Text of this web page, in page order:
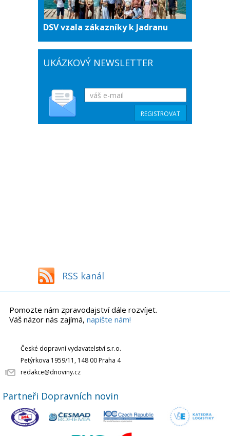
DSV vzala zákazníky k Jadranu
UKÁZKOVÝ NEWSLETTER
RSS kanál
Pomozte nám zpravodajství dále rozvíjet.
Váš názor nás zajímá, napište nám!
České dopravní vydavatelství s.r.o.
Petýrkova 1959/11, 148 00 Praha 4
redakce@dnoviny.cz
Partneři Dopravních novin